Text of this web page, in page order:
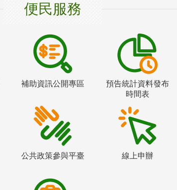
便民服務
補助資訊公開專區
預告統計資料發布
時間表
公共政策參與平臺 線上申辦